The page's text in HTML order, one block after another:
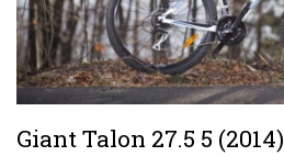
Giant Talon 27.5 5 (2014)